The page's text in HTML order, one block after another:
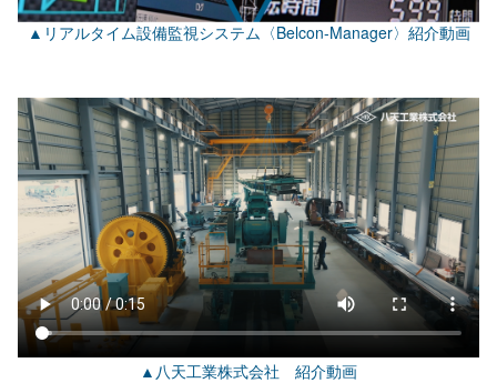
▲リアルタイム設備監視システム〈Belcon-Manager〉紹介動画
▲八天工業株式会社 紹介動画